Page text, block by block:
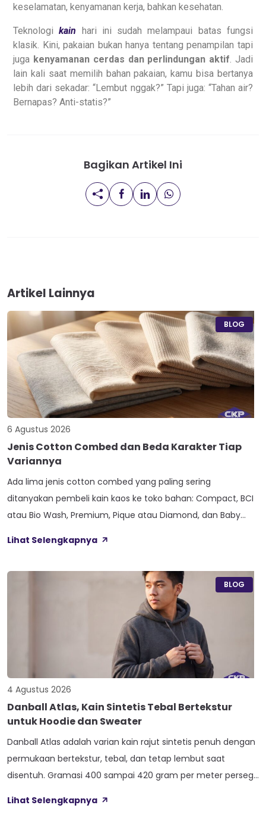
keselamatan, kenyamanan kerja, bahkan kesehatan.
Teknologikain hari ini sudah melampaui batas fungsi
klasik. Kini, pakaian bukan hanya tentang penampilan tapi
juga kenyamanan cerdas dan perlindungan aktif. Jadi
lain kali saat memilih bahan pakaian, kamu bisa bertanya
lebih dari sekadar: “Lembut nggak?” Tapi juga: “Tahan air?
Bernapas? Anti-statis?”
Bagikan Artikel Ini
Artikel Lainnya
BLOG
6 Agustus 2026
Jenis Cotton Combed dan Beda Karakter Tiap
Variannya
Ada lima jenis cotton combed yang paling sering
ditanyakan pembeli kain kaos ke toko bahan: Compact, BCI
atau Bio Wash, Premium, Pique atau Diamond, dan Baby
benang atau jenis rajutan, bukan dari angka ketebalan
Lihat Selengkapnya
BLOG
4 Agustus 2026
Danball Atlas, Kain Sintetis Tebal Bertekstur
untuk Hoodie dan Sweater
Danball Atlas adalah varian kain rajut sintetis penuh dengan
permukaan bertekstur, tebal, dan tetap lembut saat
disentuh. Gramasi 400 sampai 420 gram per meter persegi,
Anti Bacterial, dan Anti Kusut, membuat kain ini pas untuk
Lihat Selengkapnya